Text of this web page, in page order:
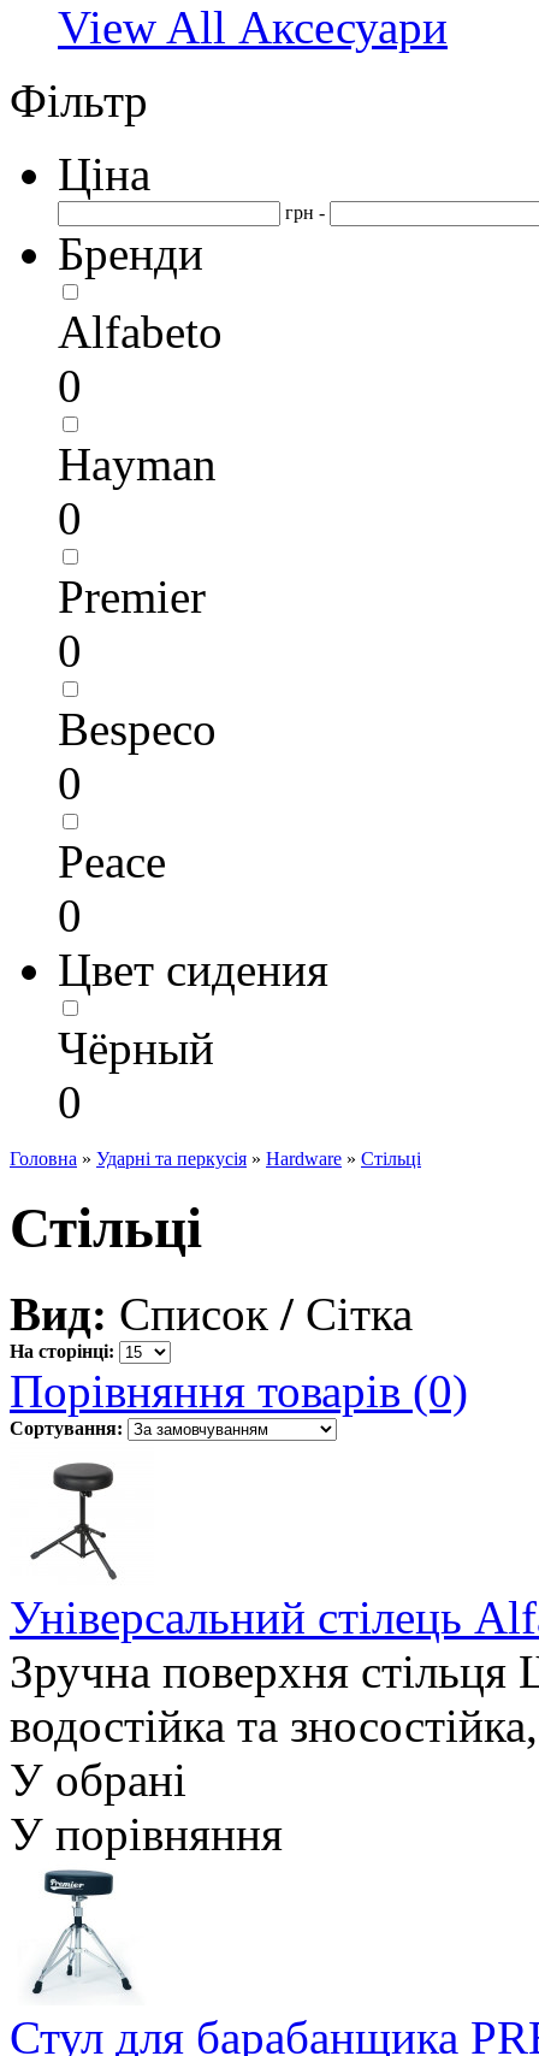
View All Аксесуари
Фільтр
Ціна
грн -
Бренди
Alfabeto
0
Hayman
0
Premier
0
Bespeco
0
Peace
0
Цвет сидения
Чёрный
0
Головна » Ударні та перкусія » Hardware » Стільці
Стільці
Вид: Список / Сітка
На сторінці:
Порівняння товарів (0)
Сортування:
Універсальний стілець
Зручна поверхня стільця
водостійка та
У обрані
У порівняння
Стул для барабанщика